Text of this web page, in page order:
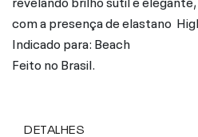
com a presença de elastano
Indicado para: Beach
Feito no Brasil.
DETALHES